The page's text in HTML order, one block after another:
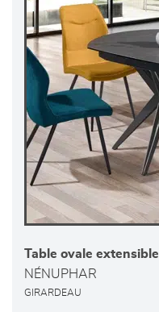
Table ovale extensible
NÉNUPHAR
GIRARDEAU